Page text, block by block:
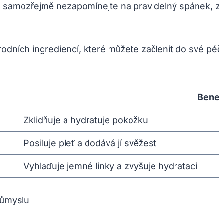
nezapomínejte na pravidelný
ingrediencí, které ‌můžete začlenit do​ své
Zklidňuje a hydratuje pokožku
Posiluje pleť a dodává⁣ jí svěžest
Vyhlaďuje jemné linky‌ a zvyšuje hydrataci